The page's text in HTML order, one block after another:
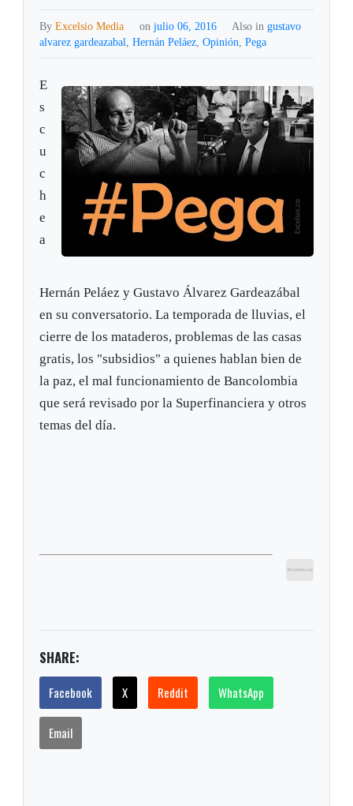
ByExcelsio Media on julio 06, 2016 Also in gustavo
alvarez gardeazabal,Hernán Peláez,Opinión,Pega
E
s
c
u
c
h
e
a
Hernán Peláez y Gustavo Álvarez Gardeazábal
en su conversatorio. La temporada de lluvias, el
cierre de los mataderos, problemas de las casas
gratis, los "subsidios" a quienes hablan bien de
la paz, el mal funcionamiento de Bancolombia
que será revisado por la Superfinanciera y otros
temas del día.
SHARE:
Facebook X Reddit WhatsApp
Email